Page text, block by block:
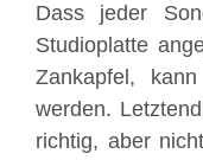
Dass jeder
Studioplatte
Zankapfel,
werden.
richtig, aber